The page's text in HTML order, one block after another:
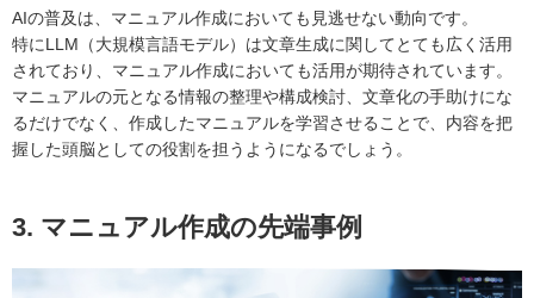
AIの普及は、マニュアル作成においても見逃せない動向です。
特にLLM（大規模言語モデル）は文章生成に関してとても広く活用
されており、マニュアル作成においても活用が期待されています。
マニュアルの元となる情報の整理や構成検討、文章化の手助けにな
るだけでなく、作成したマニュアルを学習させることで、内容を把
握した頭脳としての役割を担うようになるでしょう。
3. マニュアル作成の先端事例